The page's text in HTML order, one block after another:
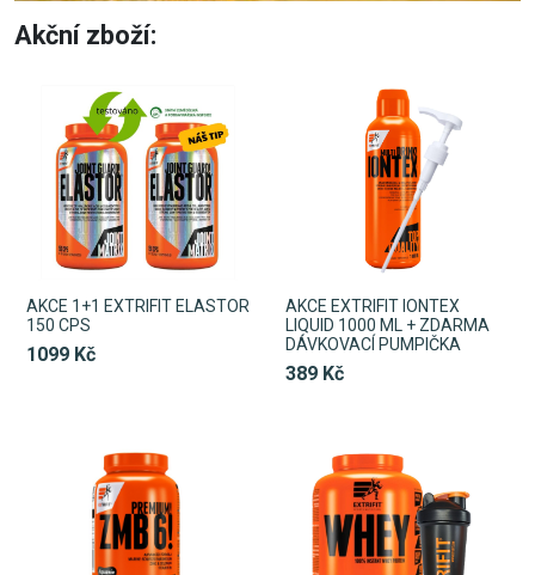
Akční zboží:
AKCE 1+1 EXTRIFIT ELASTOR
150 CPS
1099 Kč
AKCE EXTRIFIT IONTEX
LIQUID 1000 ML + ZDARMA
DÁVKOVACÍ PUMPIČKA
389 Kč